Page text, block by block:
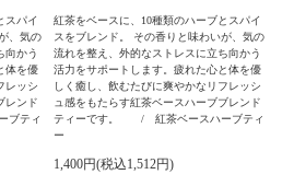
スパイ
、気の
向かう
体を優
レッシ
レンド
ブティ
紅茶をベースに、10種類のハーブとスパイ
スをブレンド。 その香りと味わいが、気の
流れを整え、外的なストレスに立ち向かう
活力をサポートします。疲れた心と体を優
しく癒し、飲むたびに爽やかなリフレッシ
ュ感をもたらす紅茶ベースハーブブレンド
ティーです。 / 紅茶ベースハーブティ
ー
1,400円(税込1,512円)